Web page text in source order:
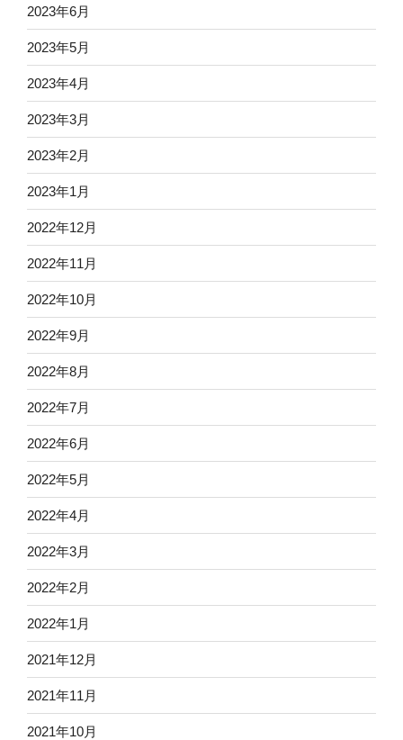
2023年6月
2023年5月
2023年4月
2023年3月
2023年2月
2023年1月
2022年12月
2022年11月
2022年10月
2022年9月
2022年8月
2022年7月
2022年6月
2022年5月
2022年4月
2022年3月
2022年2月
2022年1月
2021年12月
2021年11月
2021年10月